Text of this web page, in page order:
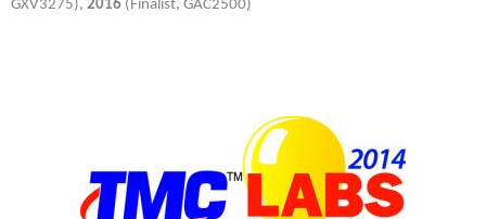
GXV3275), 2016 (Finalist, GAC2500)